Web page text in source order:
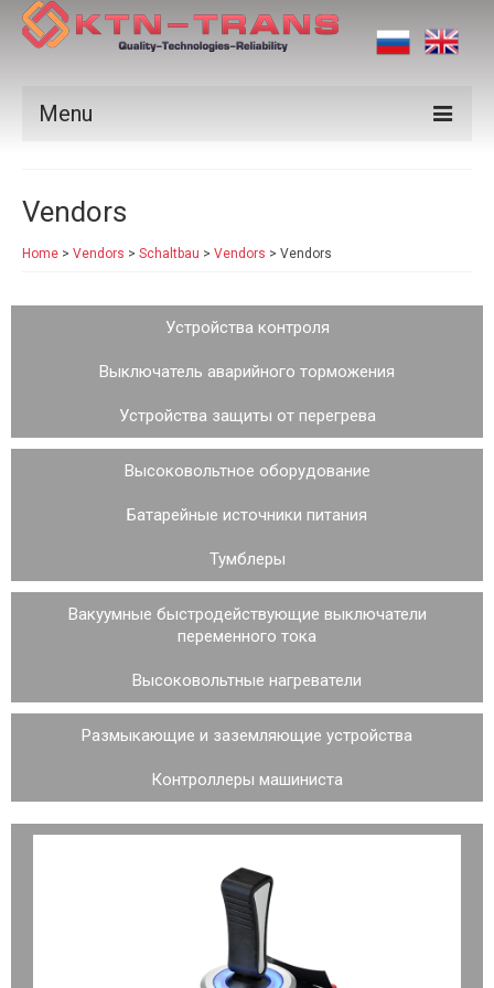
Menu
Vendors
Applications
Certificates
Vendors
Home > Vendors > Schaltbau > Vendors > Vendors
Устройства контроля
Выключатель аварийного торможения
Устройства защиты от перегрева
Высоковольтное оборудование
Батарейные источники питания
Тумблеры
Вакуумные быстродействующие выключатели
переменного тока
Высоковольтные нагреватели
Размыкающие и заземляющие устройства
Контроллеры машиниста